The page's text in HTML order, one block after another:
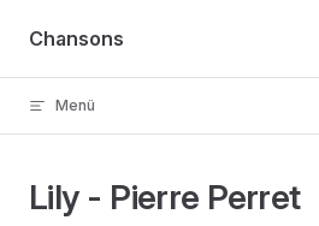
Skip to content
Chansons
Menü
Lily - Pierre Perret